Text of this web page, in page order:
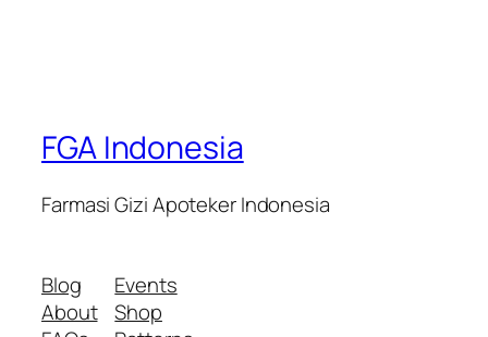
FGA Indonesia
Farmasi Gizi Apoteker Indonesia
Blog
About
Events
Shop